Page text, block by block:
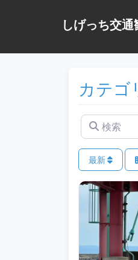
しげっち交
カテゴ
検索
最新